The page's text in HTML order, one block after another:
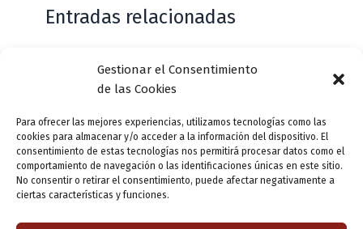
Gestionar el Consentimiento
de las Cookies
Para ofrecer las mejores experiencias, utilizamos tecnologías como las
cookies para almacenar y/o acceder a la información del dispositivo. El
consentimiento de estas tecnologías nos permitirá procesar datos como el
comportamiento de navegación o las identificaciones únicas en este sitio.
No consentir o retirar el consentimiento, puede afectar negativamente a
ciertas características y funciones.
Entradas relacionadas
Casa de Zorrilla conmemorarán el 168
aniversario del estreno de Don Juan
Tenorio
Deja un comentario / Actualidad / Por VLLensutinta